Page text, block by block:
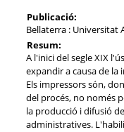
Publicació:
Bellaterra : Universitat
Resum:
A l'inici del segle XIX
expandir a causa de
Els impressors són,
del procés, no només
la producció i difusió
administratives.